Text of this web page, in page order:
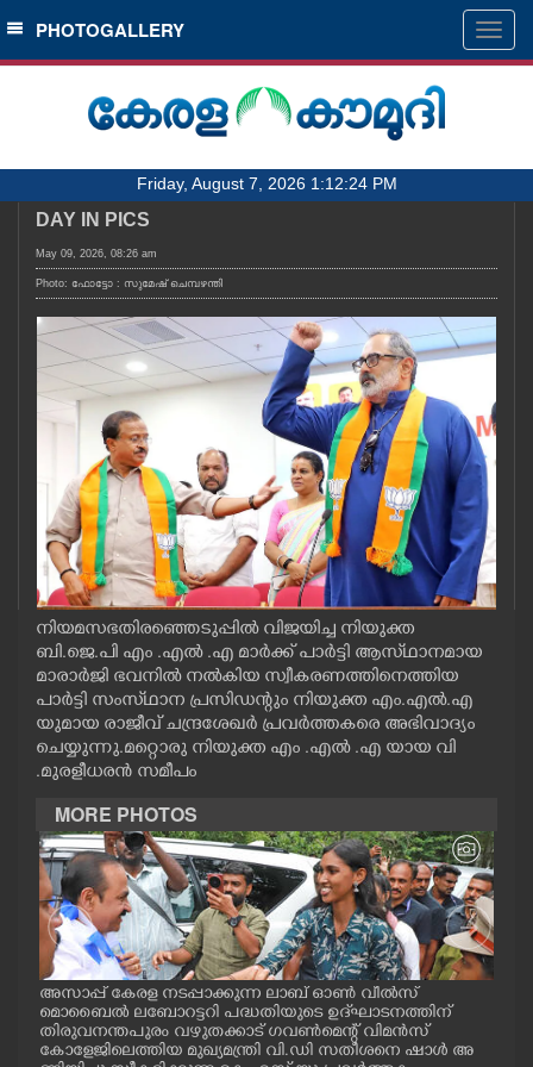
SECTIONS
HOME
NOTIFIED NEWS
KERALA
LOCAL
OBITUARY
NEWS 360
CASE DIARY
CINEMA
OPINION
PHOTOS
LIFESTYLE
SPIRITUAL
INFO+
ART
PHOTOGALLERY
Friday, August 7, 2026 1:12:24 PM
DAY IN PICS
May 09, 2026, 08:26 am
Photo: ഫോട്ടോ : സുമേഷ് ചെമ്പഴന്തി
നിയമസഭതിരഞ്ഞെടുപ്പിൽ വിജയിച്ച നിയുക്ത
ബി.ജെ.പി എം .എൽ .എ മാർക്ക് പാർട്ടി ആസ്‌ഥാനമായ
മാരാർജി ഭവനിൽ നൽകിയ സ്വീകരണത്തിനെത്തിയ
പാർട്ടി സംസ്‌ഥാന പ്രസിഡന്റും നിയുക്ത എം.എൽ.എ
യുമായ രാജീവ് ചന്ദ്രശേഖർ പ്രവർത്തകരെ അഭിവാദ്യം
ചെയ്യുന്നു.മറ്റൊരു നിയുക്ത എം .എൽ .എ യായ വി
.മുരളീധരൻ സമീപം
MORE PHOTOS
അസാപ്പ് കേരള നടപ്പാക്കുന്ന ലാബ് ഓൺ വീൽസ്
മൊബൈൽ ലബോറട്ടറി പദ്ധതിയുടെ ഉദ്‌ഘാടനത്തിന്
തിരുവനന്തപുരം വഴുതക്കാട് ഗവൺമെന്റ് വിമൻസ്
കോളേജിലെത്തിയ മുഖ്യമന്ത്രി വി.ഡി സതീശനെ ഷാൾ അ